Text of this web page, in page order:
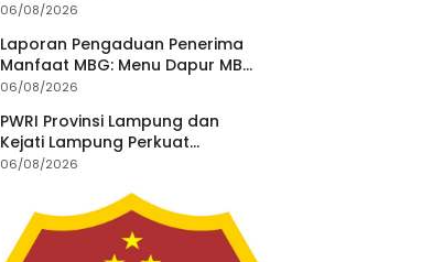
06/08/2026
Laporan Pengaduan Penerima
Manfaat MBG: Menu Dapur MBG
Teratai Lampung Utara Disorot,
Lakukan Investigasi
06/08/2026
PWRI Provinsi Lampung dan
Kejati Lampung Perkuat
Sinergitas Penegakan Hukum
06/08/2026